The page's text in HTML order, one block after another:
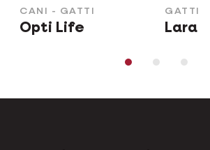
CANI - GATTI
Opti Life
GATTI
Lara